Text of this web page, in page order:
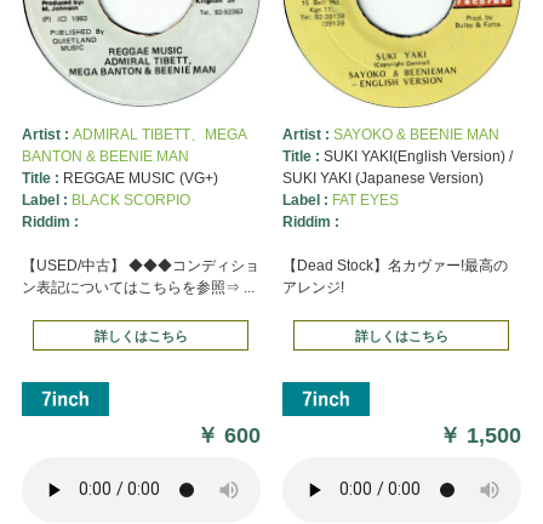
Artist : ADMIRAL TIBETT、MEGA
BANTON & BEENIE MAN
Title : REGGAE MUSIC (VG+)
Label : BLACK SCORPIO
Riddim :
【USED/中古】 ◆◆◆コンディショ
ン表記についてはこちらを参照⇒ ...
詳しくはこちら
￥600
Artist : SAYOKO & BEENIE MAN
Title : SUKI YAKI(English Version) /
SUKI YAKI (Japanese Version)
Label : FAT EYES
Riddim :
【Dead Stock】名カヴァー!最高の
アレンジ!
詳しくはこちら
￥ 1,500